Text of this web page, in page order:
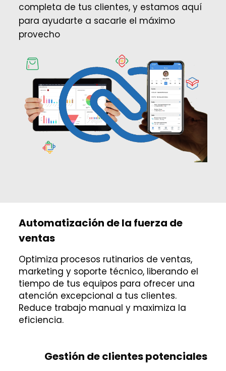
completa de tus clientes, y estamos aquí
para ayudarte a sacarle el máximo
provecho
Automatización de la fuerza de
ventas
Optimiza procesos rutinarios de ventas,
marketing y soporte técnico, liberando el
tiempo de tus equipos para ofrecer una
atención excepcional a tus clientes.
Reduce trabajo manual y maximiza la
eficiencia.
Gestión de clientes potenciales